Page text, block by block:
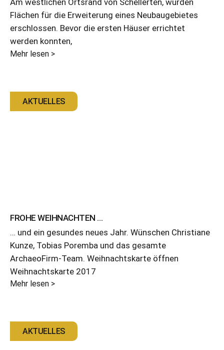
Am westlichen Ortsrand von Schellerten, wurden
Flächen für die Erweiterung eines Neubaugebietes
erschlossen. Bevor die ersten Häuser errichtet
werden konnten,
Mehr lesen >
AKTUELLES
FROHE WEIHNACHTEN …
… und ein gesundes neues Jahr. Wünschen Christiane
Kunze, Tobias Poremba und das gesamte
ArchaeoFirm-Team. Weihnachtskarte öffnen
Weihnachtskarte 2017
Mehr lesen >
AKTUELLES